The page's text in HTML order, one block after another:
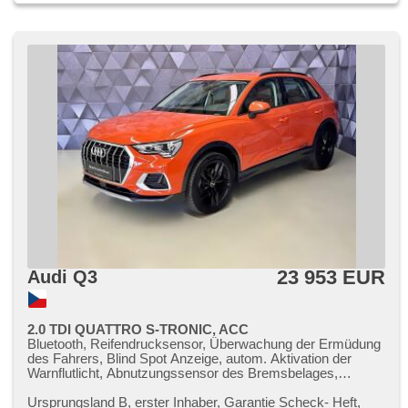
Audi Q3 23 953 EUR
2.0 TDI QUATTRO S-TRONIC, ACC
Bluetooth, Reifendrucksensor, Überwachung der Ermüdung
des Fahrers, Blind Spot Anzeige, autom. Aktivation der
Warnflutlicht, Abnutzungssensor des Bremsbelages,
bezklíčové odemykání, bezklíčové startování, Start-Stop
Ursprungsland B,​ erster Inhaber,​ Garantie Scheck​- Heft,​